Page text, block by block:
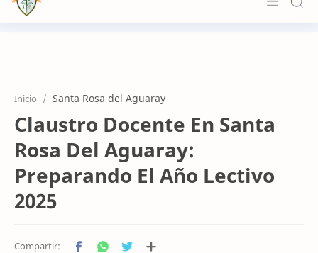
Formación
Novedades
Accesos
Inicio Santa Rosa del Aguaray
Claustro Docente En Santa
Rosa Del Aguaray:
Preparando El Año Lectivo
2025